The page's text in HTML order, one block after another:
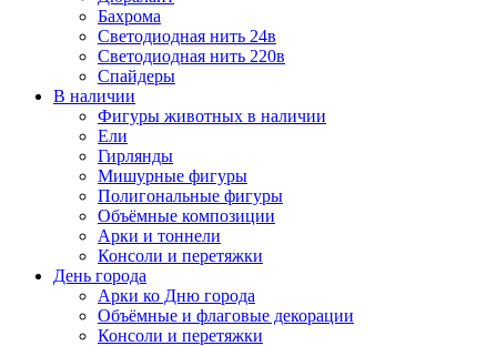
Бахрома
Светодиодная нить 24в
Светодиодная нить 220в
Спайдеры
В наличии
Фигуры животных в наличии
Ели
Гирлянды
Мишурные фигуры
Полигональные фигуры
Объёмные композиции
Арки и тоннели
Консоли и перетяжки
День города
Арки ко Дню города
Объёмные и флаговые декорации
Консоли и перетяжки